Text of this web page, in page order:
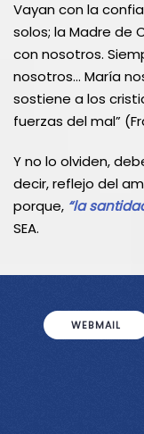
Vayan con la
solos; la Madre de
con nosotros.
nosotros… María
sostiene a los
fuerzas del mal”
Y no lo olviden,
decir, reflejo del
porque, “la
SEA.
WEBMAIL